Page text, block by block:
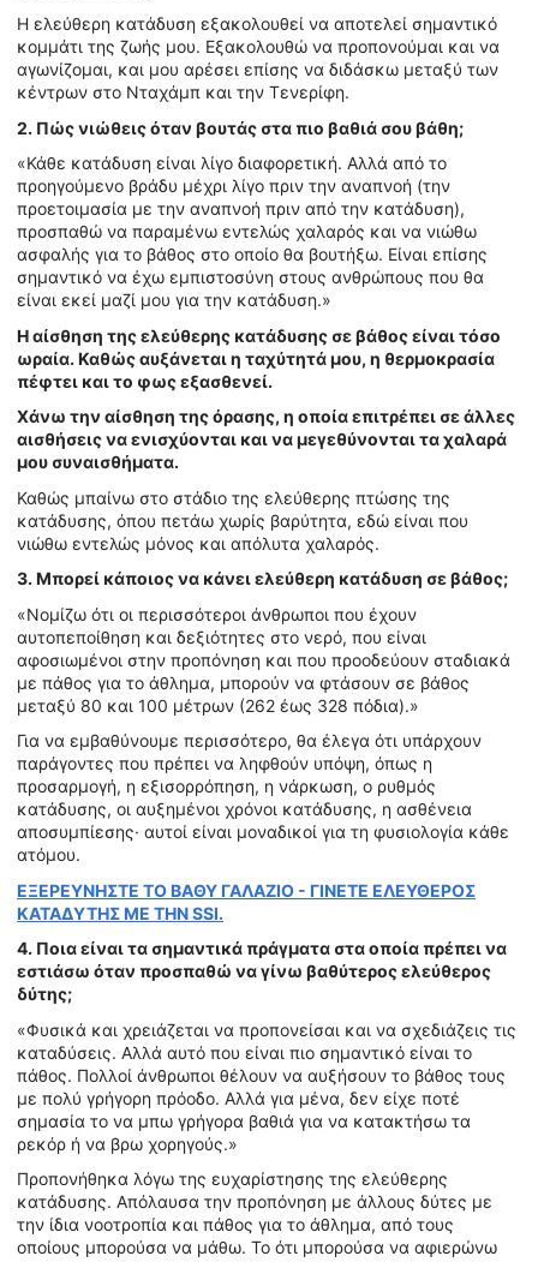
Η ελεύθερη κατάδυση εξακολουθεί να αποτελεί σημαντικό
κομμάτι της ζωής μου. Εξακολουθώ να προπονούμαι και να
αγωνίζομαι, και μου αρέσει επίσης να διδάσκω μεταξύ των
κέντρων στο Νταχάμπ και την Τενερίφη.
2. Πώς νιώθεις όταν βουτάς στα πιο βαθιά σου βάθη;
«Κάθε κατάδυση είναι λίγο διαφορετική. Αλλά από το
προηγούμενο βράδυ μέχρι λίγο πριν την αναπνοή (την
προετοιμασία με την αναπνοή πριν από την κατάδυση),
προσπαθώ να παραμένω εντελώς χαλαρός και να νιώθω
ασφαλής για το βάθος στο οποίο θα βουτήξω. Είναι επίσης
σημαντικό να έχω εμπιστοσύνη στους ανθρώπους που θα
είναι εκεί μαζί μου για την κατάδυση.»
Η αίσθηση της ελεύθερης κατάδυσης σε βάθος είναι τόσο
ωραία. Καθώς αυξάνεται η ταχύτητά μου, η θερμοκρασία
πέφτει και το φως εξασθενεί.
Χάνω την αίσθηση της όρασης, η οποία επιτρέπει σε άλλες
αισθήσεις να ενισχύονται και να μεγεθύνονται τα χαλαρά
μου συναισθήματα.
Καθώς μπαίνω στο στάδιο της ελεύθερης πτώσης της
κατάδυσης, όπου πετάω χωρίς βαρύτητα, εδώ είναι που
νιώθω εντελώς μόνος και απόλυτα χαλαρός.
3. Μπορεί κάποιος να κάνει ελεύθερη κατάδυση σε βάθος;
«Νομίζω ότι οι περισσότεροι άνθρωποι που έχουν
αυτοπεποίθηση και δεξιότητες στο νερό, που είναι
αφοσιωμένοι στην προπόνηση και που προοδεύουν σταδιακά
με πάθος για το άθλημα, μπορούν να φτάσουν σε βάθος
μεταξύ 80 και 100 μέτρων (262 έως 328 πόδια).»
Για να εμβαθύνουμε περισσότερο, θα έλεγα ότι υπάρχουν
παράγοντες που πρέπει να ληφθούν υπόψη, όπως η
προσαρμογή, η εξισορρόπηση, η νάρκωση, ο ρυθμός
κατάδυσης, οι αυξημένοι χρόνοι κατάδυσης, η ασθένεια
αποσυμπίεσης· αυτοί είναι μοναδικοί για τη φυσιολογία κάθε
ατόμου.
ΕΞΕΡΕΥΝΗΣΤΕ ΤΟ ΒΑΘΥ ΓΑΛΑΖΙΟ - ΓΙΝΕΤΕ ΕΛΕΥΘΕΡΟΣ
ΚΑΤΑΔΥΤΗΣ ΜΕ ΤΗΝ SSI.
4. Ποια είναι τα σημαντικά πράγματα στα οποία πρέπει να
εστιάσω όταν προσπαθώ να γίνω βαθύτερος ελεύθερος
δύτης;
«Φυσικά και χρειάζεται να προπονείσαι και να σχεδιάζεις τις
καταδύσεις. Αλλά αυτό που είναι πιο σημαντικό είναι το
πάθος. Πολλοί άνθρωποι θέλουν να αυξήσουν το βάθος τους
με πολύ γρήγορη πρόοδο. Αλλά για μένα, δεν είχε ποτέ
σημασία το να μπω γρήγορα βαθιά για να κατακτήσω τα
ρεκόρ ή να βρω χορηγούς.»
Προπονήθηκα λόγω της ευχαρίστησης της ελεύθερης
κατάδυσης. Απόλαυσα την προπόνηση με άλλους δύτες με
την ίδια νοοτροπία και πάθος για το άθλημα, από τους
οποίους μπορούσα να μάθω. Το ότι μπορούσα να αφιερώνω